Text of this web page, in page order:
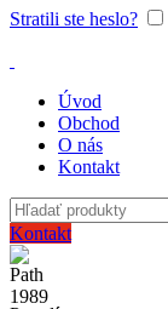
Stratili ste heslo?
Úvod
Obchod
O nás
Kontakt
Kontakt